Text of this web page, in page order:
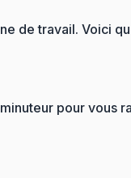
de travail. Voici
pour vous